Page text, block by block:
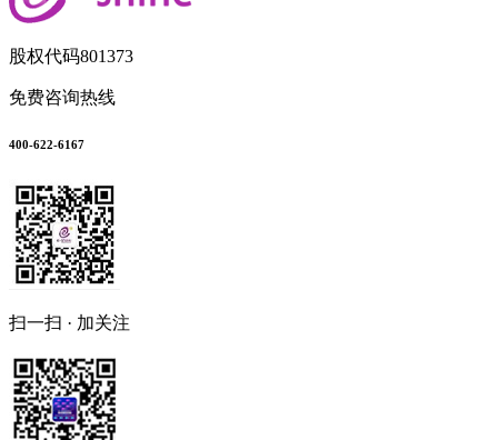
股权代码801373
免费咨询热线
400-622-6167
扫一扫 · 加关注